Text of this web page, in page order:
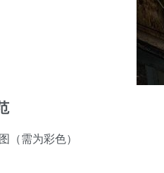
（需为彩色）